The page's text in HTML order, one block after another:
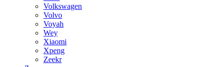
Volkswagen
Volvo
Voyah
Wey
Xiaomi
Xpeng
Zeekr